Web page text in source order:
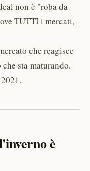
non è "roba da
TUTTI i mercati,
che reagisce
sta maturando.
è